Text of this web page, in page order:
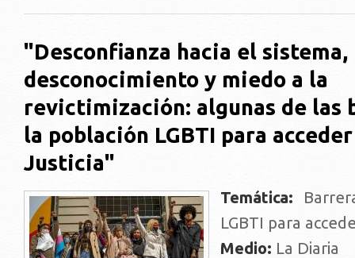
"Desconfianza hacia el sistema,
desconocimiento y miedo a la
revictimización: algunas de las
la población LGBTI para
Justicia"
Temática:
LGBTI para
Medio: La Diaria